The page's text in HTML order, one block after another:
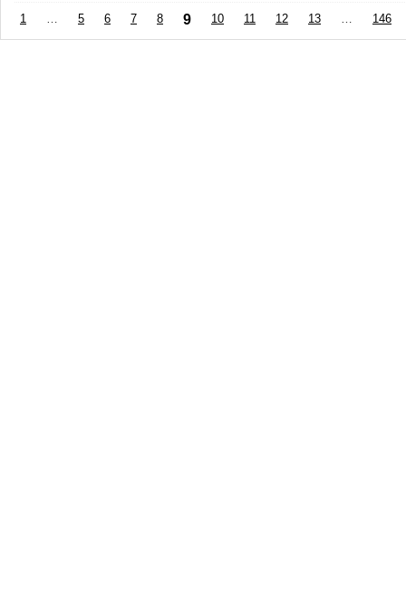
1 … 5 6 7 8 9 10 11 12 13 … 146